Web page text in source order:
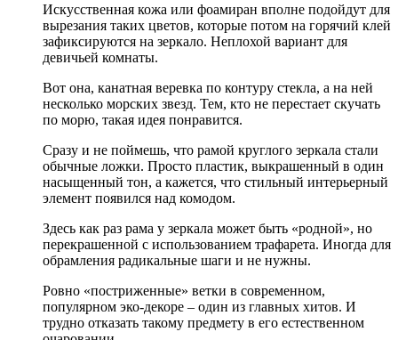
Искусственная кожа или фоамиран вполне подойдут для
вырезания таких цветов, которые потом на горячий клей
зафиксируются на зеркало. Неплохой вариант для
девичьей комнаты.
Вот она, канатная веревка по контуру стекла, а на ней
несколько морских звезд. Тем, кто не перестает скучать
по морю, такая идея понравится.
Сразу и не поймешь, что рамой круглого зеркала стали
обычные ложки. Просто пластик, выкрашенный в один
насыщенный тон, а кажется, что стильный интерьерный
элемент появился над комодом.
Здесь как раз рама у зеркала может быть «родной», но
перекрашенной с использованием трафарета. Иногда для
обрамления радикальные шаги и не нужны.
Ровно «постриженные» ветки в современном,
популярном эко-декоре – один из главных хитов. И
трудно отказать такому предмету в его естественном